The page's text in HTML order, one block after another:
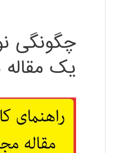
چگونگی
یک مقاله